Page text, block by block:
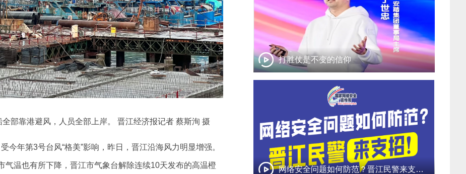
部靠港避风，人员全部上岸。 晋江经济报记者 蔡斯洵 摄
今年第3号台风“格美”影响，昨日，晋江沿海风力明显增强。
温也有所下降，晋江市气象台解除连续10天发布的高温橙
打胜仗是不变的信仰
网络安全问题如何防范？晋江民警来支招！